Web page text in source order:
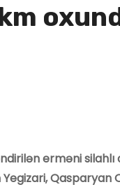
erməni silahlı
Qasparyan